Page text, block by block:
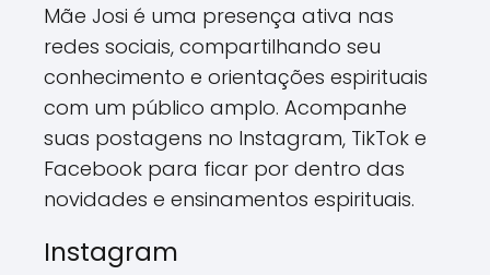
Mãe Josi é uma presença ativa nas
redes sociais, compartilhando seu
conhecimento e orientações espirituais
com um público amplo. Acompanhe
suas postagens no Instagram, TikTok e
Facebook para ficar por dentro das
novidades e ensinamentos espirituais.
Instagram